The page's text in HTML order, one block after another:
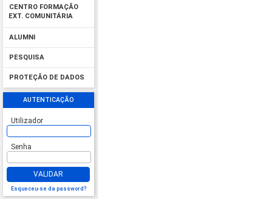
CENTRO FORMAÇÃO
EXT. COMUNITÁRIA
ALUMNI
PESQUISA
PROTEÇÃO DE DADOS
AUTENTICAÇÃO
Utilizador
Senha
VALIDAR
Esqueceu-se da password?